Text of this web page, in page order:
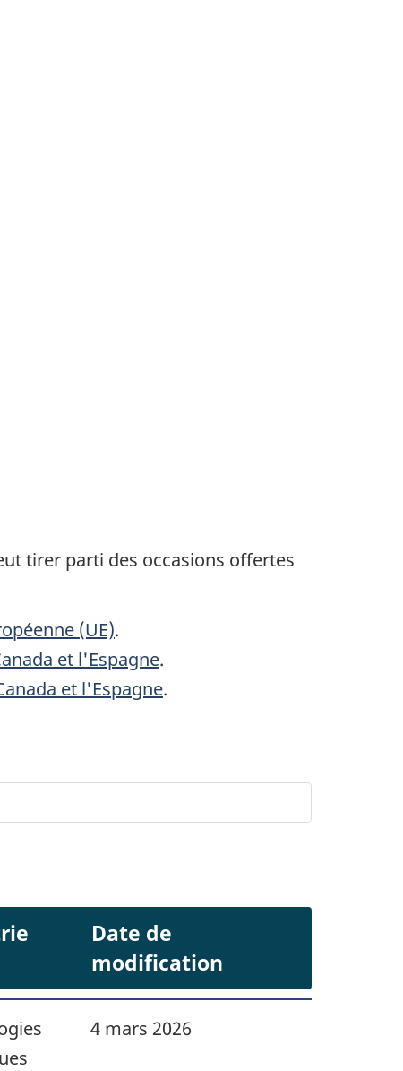
tirer parti des occasions offertes
(UE).
et l'Espagne.
et l'Espagne.
Date de
modification
4 mars 2026